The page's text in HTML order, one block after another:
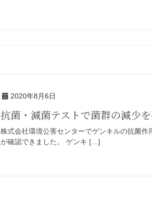
2020年8月6日
抗菌・減菌テストで菌群の減少を
株式会社環境公害センターでゲンキルの抗菌
が確認できました。 ゲンキ […]